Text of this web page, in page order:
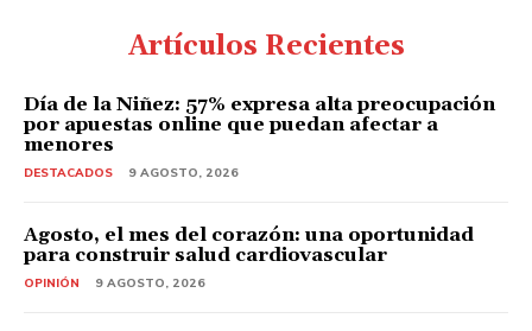
Artículos Recientes
Día de la Niñez: 57% expresa alta preocupación
por apuestas online que puedan afectar a
menores
DESTACADOS 9 AGOSTO, 2026
Agosto, el mes del corazón: una oportunidad
para construir salud cardiovascular
OPINIÓN 9 AGOSTO, 2026